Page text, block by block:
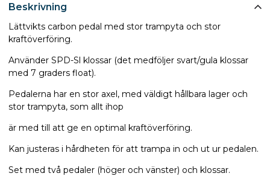
Beskrivning
Lättvikts carbon pedal med stor trampyta och stor
kraftöverföring.
Använder SPD-Sl klossar (det medföljer svart/gula klossar
med 7 graders float).
Pedalerna har en stor axel, med väldigt hållbara lager och
stor trampyta, som allt ihop
är med till att ge en optimal kraftöverföring.
Kan justeras i hårdheten för att trampa in och ut ur pedalen.
Set med två pedaler (höger och vänster) och klossar.